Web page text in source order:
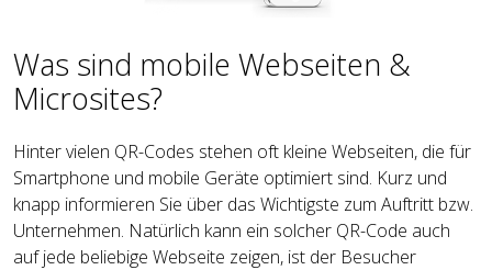
Was sind mobile Webseiten &
Microsites?
Hinter vielen QR-Codes stehen oft kleine Webseiten, die für
Smartphone und mobile Geräte optimiert sind. Kurz und
knapp informieren Sie über das Wichtigste zum Auftritt bzw.
Unternehmen. Natürlich kann ein solcher QR-Code auch
auf jede beliebige Webseite zeigen, ist der Besucher